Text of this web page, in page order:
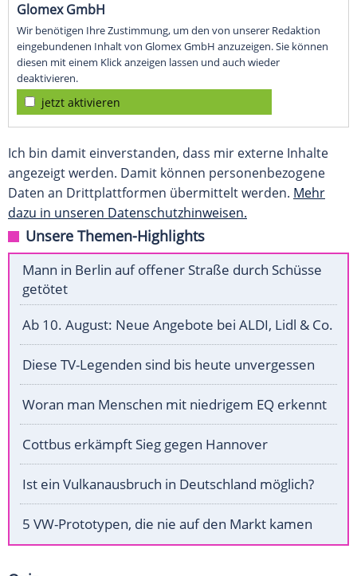
Glomex GmbH
Wir benötigen Ihre Zustimmung, um den von unserer Redaktion
eingebundenen Inhalt von Glomex GmbH anzuzeigen. Sie können
diesen mit einem Klick anzeigen lassen und auch wieder
deaktivieren.
jetzt aktivieren
Ich bin damit einverstanden, dass mir externe Inhalte
angezeigt werden. Damit können personenbezogene
Daten an Drittplattformen übermittelt werden. Mehr
dazu in unseren Datenschutzhinweisen.
Unsere Themen-Highlights
Mann in Berlin auf offener Straße durch Schüsse
getötet
Ab 10. August: Neue Angebote bei ALDI, Lidl & Co.
Diese TV-Legenden sind bis heute unvergessen
Woran man Menschen mit niedrigem EQ erkennt
Cottbus erkämpft Sieg gegen Hannover
Ist ein Vulkanausbruch in Deutschland möglich?
5 VW-Prototypen, die nie auf den Markt kamen